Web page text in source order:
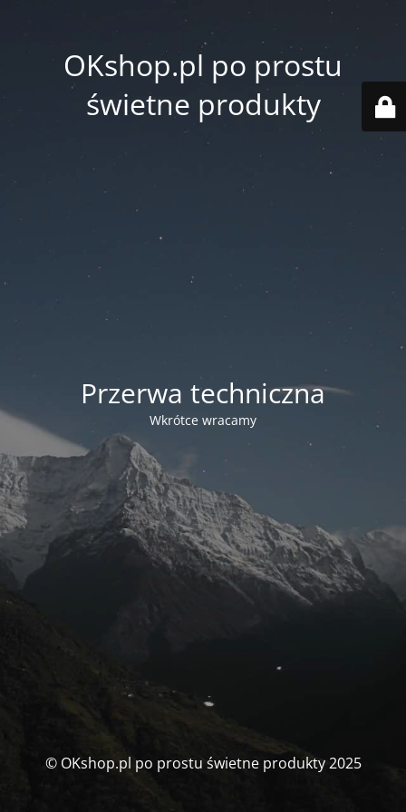
OKshop.pl po prostu
świetne produkty
Przerwa techniczna
Wkrótce wracamy
© OKshop.pl po prostu świetne produkty 2025